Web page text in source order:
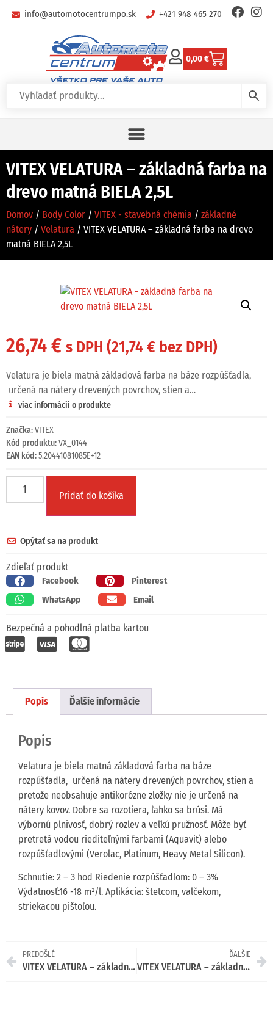
info@automotocentrumpo.sk +421 948 465 270
0,00€
VITEX VELATURA – základná farba na
drevo matná BIELA 2,5L
Domov / Body Color / VITEX - stavebná chémia / základné
nátery / Velatura / VITEX VELATURA – základná farba na drevo
matná BIELA 2,5L
26,74€ s DPH (21,74€ bez DPH)
Velatura je biela matná základová farba na báze rozpúšťadla,
určená na nátery drevených povrchov, stien a…
viac informácii o produkte
Značka:VITEX
Kód produktu:VX_0144
EAN kód:5.20441081085E+12
Pridať do košíka
Opýtať sa na produkt
Zdieľať produkt
Facebook
Pinterest
WhatsApp
Email
Bezpečná a pohodlná platba kartou
Popis Ďalšie informácie
Popis
Velatura je biela matná základová farba na báze
rozpúšťadla, určená na nátery drevených povrchov, stien a
pretože neobsahuje antikorózne zložky nie je určená na
nátery kovov. Dobre sa rozotiera, ľahko sa brúsi. Má
výbornú plnivosť, dobrý rozlev a veľkú pružnosť. Môže byť
pretretá vodou riediteľnými farbami (Aquavit) alebo
rozpúšťadlovými (Verolac, Platinum, Heavy Metal Silicon).
Schnutie: 2 – 3 hod Riedenie rozpúšťadlom: 0 – 3%
Výdatnosť:16 -18 m²/l. Aplikácia: štetcom, valčekom,
striekacou pištoľou.
PREDOŠLÉ
VITEX VELATURA – základná farba na drevo matná BIELA 750ml
ĎALŠIE
VITEX VELATURA – základná farba na drevo matná BIELA 5L